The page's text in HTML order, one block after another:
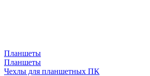
Планшеты
Планшеты
Чехлы для планшетных ПК